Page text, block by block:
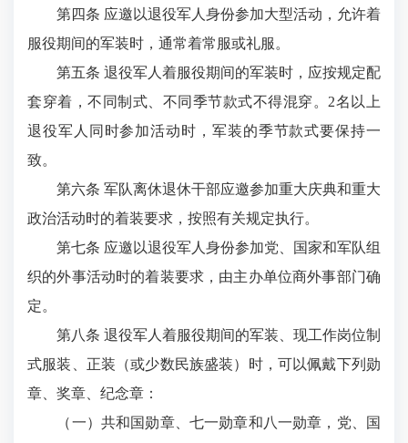
第四条 应邀以退役军人身份参加大型活动，允许着
服役期间的军装时，通常着常服或礼服。
第五条 退役军人着服役期间的军装时，应按规定配
套穿着，不同制式、不同季节款式不得混穿。2名以上
退役军人同时参加活动时，军装的季节款式要保持一
致。
第六条 军队离休退休干部应邀参加重大庆典和重大
政治活动时的着装要求，按照有关规定执行。
第七条 应邀以退役军人身份参加党、国家和军队组
织的外事活动时的着装要求，由主办单位商外事部门确
定。
第八条 退役军人着服役期间的军装、现工作岗位制
式服装、正装（或少数民族盛装）时，可以佩戴下列勋
章、奖章、纪念章：
（一）共和国勋章、七一勋章和八一勋章，党、国